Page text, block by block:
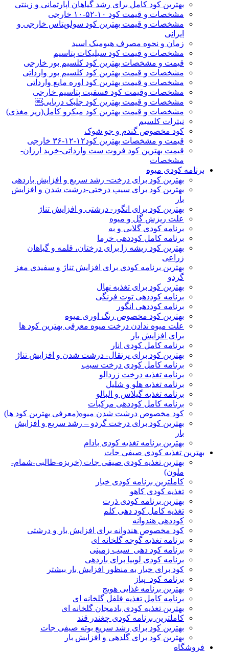
بهترین کود کامل برای رشد گیاهان آپارتمانی و زینتی
مشخصات و قیمت کود ۱۰-۵۲-۱۰ خارجی
مشخصات و قیمت بهترین کود سولوپتاس خارجی و
ایرانی
زمان و نحوه مصرف هیومیک اسید
مشخصات و قیمت کود سیلیکات پتاسیم
قیمت و مشخصات بهترین کود کلسیم بور خارجی
مشخصات و قیمت بهترین کود کلسیم بور وارداتی
مشخصات و قیمت بهترین کود اوره مایع وارداتی
مشخصات وقیمت کود فسفیت پتاسیم خارجی
مشخصات و قیمت بهترین کود جلبک دریایی￼
مشخصات و قیمت بهترین کود میکرو کامل(ریز مغذی)
نیترات کلسیم
کود مخصوص گندم و جو شوک
قیمت و مشخصات بهترین کود۱۲-۱۲-۳۶ خارجی
قیمت بهترین کود فروت ست وارداتی-خرید ارزان-
مشخصات
برنامه کودی میوه
بهترین کود برای درخت- رشد سریع و افزایش باردهی
بهترین کود برای سیب درختی-درشت شدن و افزایش
بار
بهترین کود برای انگور- درشتی و افزایش تناژ
علت ریزش گل و میوه
برنامه کودی گلابی و به
برنامه کامل کوددهی خرما
بهترین کود ریشه زا برای درختان، قلمه و گیاهان
زراعی
بهترین برنامه کودی برای افزایش تناژ و سفیدی مغز
گردو
بهترین کود برای تغذیه نهال
برنامه کوددهی توت فرنگی
برنامه کوددهی انگور
بهترین کود مخصوص رنگ اوری میوه
علت میوه ندادن درخت میوه معرفی بهترین کود ها
برای افزایش بار
برنامه کامل کودی انار
بهترین کود برای پرتقال- درشت شدن و افزایش تناژ
برنامه کامل کودی درخت سیب
برنامه تغذیه درخت زردالو
برنامه تغذیه هلو و شلیل
برنامه تغذیه گیلاس و البالو
برنامه کامل کوددهی مرکبات
کود مخصوص درشت شدن میوه(معرفی بهترین کود ها)
بهترین کود برای درخت گردو – رشد سریع و افزایش
بار
بهترین برنامه تغذیه کودی بادام
بهترین تغذیه کودی صیفی جات
بهترین تغذیه کودی صیفی جات (خربزه-طالبی-شمام-
ملون)
کاملترین برنامه کودی خیار
تغذیه کودی کاهو
بهتربن برنامه کودی ذرت
تغذیه کامل کود دهی کلم
کوددهی هندوانه
کود مخصوص هندوانه برای افزایش بار و درشتی
برنامه تغذیه گوجه گلخانه ای
برنامه کود دهی سیب زمینی
برنامه کودی لوبیا برای باردهی
کود برای خیار به منظور افزایش بار بیشتر
برنامه کود پیاز
بهترین برنامه غذایی هویج
برنامه کامل تغذیه فلفل گلخانه ای
بهترین تغذیه کودی بادمجان گلخانه ای
کاملترین برنامه کودی چغندر قند
بهترین کود برای رشد سریع بوته صیفی جات
بهترین کود برای گلدهی و افزایش بار
فروشگاه